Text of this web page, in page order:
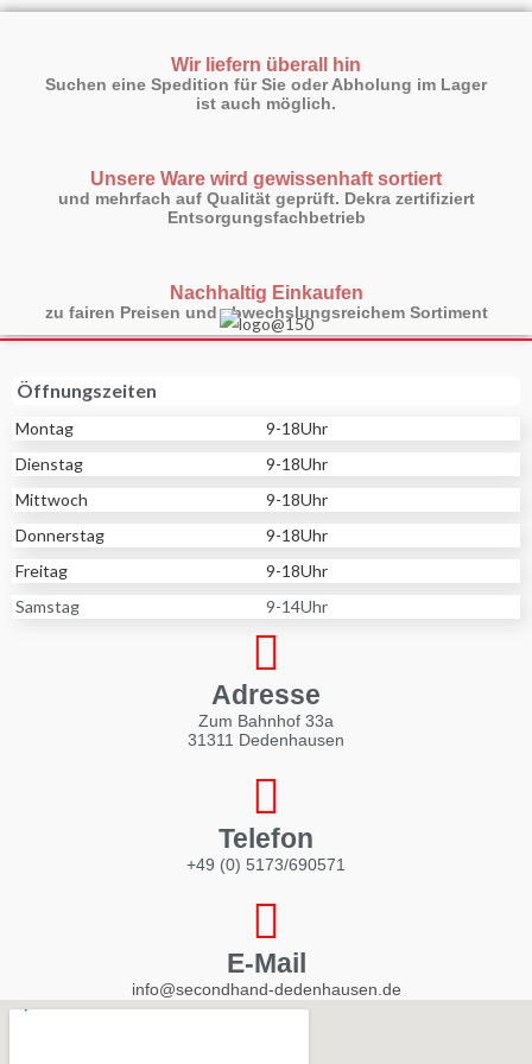
Wir liefern überall hin
Suchen eine Spedition für Sie oder Abholung im Lager
ist auch möglich.
Unsere Ware wird gewissenhaft sortiert
und mehrfach auf Qualität geprüft. Dekra zertifiziert
Entsorgungsfachbetrieb
Nachhaltig Einkaufen
zu fairen Preisen und abwechslungsreichem Sortiment
Öffnungszeiten
Montag
9-18Uhr
Dienstag
9-18Uhr
Mittwoch
9-18Uhr
Donnerstag
9-18Uhr
Freitag
9-18Uhr
Samstag
9-14Uhr
Adresse
Zum Bahnhof 33a
31311 Dedenhausen
Telefon
+49 (0) 5173/690571
E-Mail
info@secondhand-dedenhausen.de